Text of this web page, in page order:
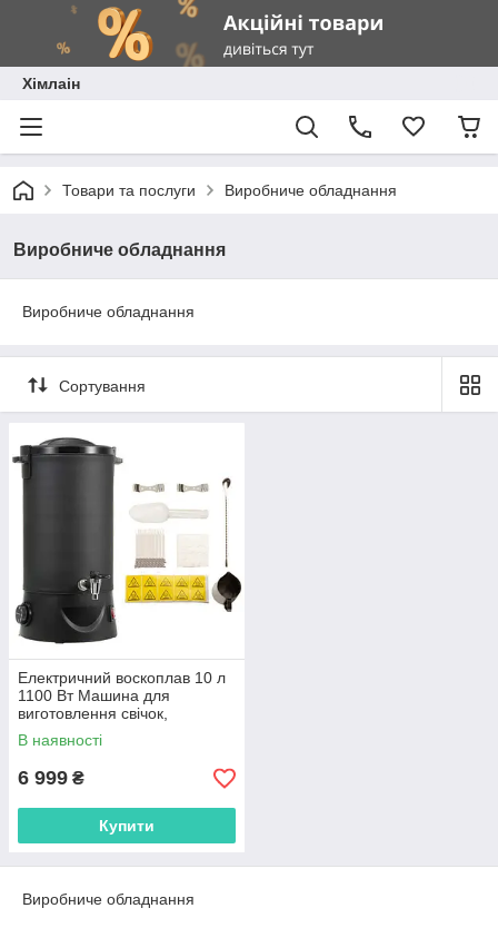
Хімлаін
Товари та послуги Виробниче обладнання
Виробниче обладнання
Виробниче обладнання
Сортування
Електричний воскоплав 10 л
1100 Вт Машина для
виготовлення свічок,
Плавильна машина для
різних речовин
В наявності
6 999 ₴
Купити
Виробниче обладнання